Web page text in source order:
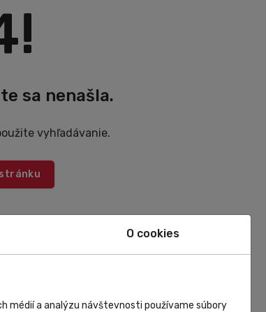
sa nenašla.
vyhľadávanie.
O cookies
médií a analýzu návštevnosti používame súbory